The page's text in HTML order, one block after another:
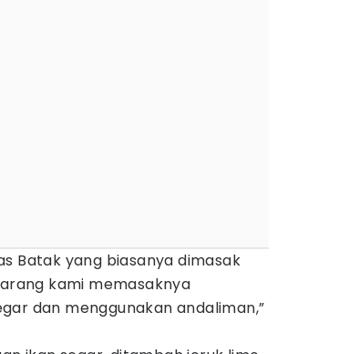
Batak yang biasanya dimasak
kami memasaknya
dan menggunakan andaliman,”